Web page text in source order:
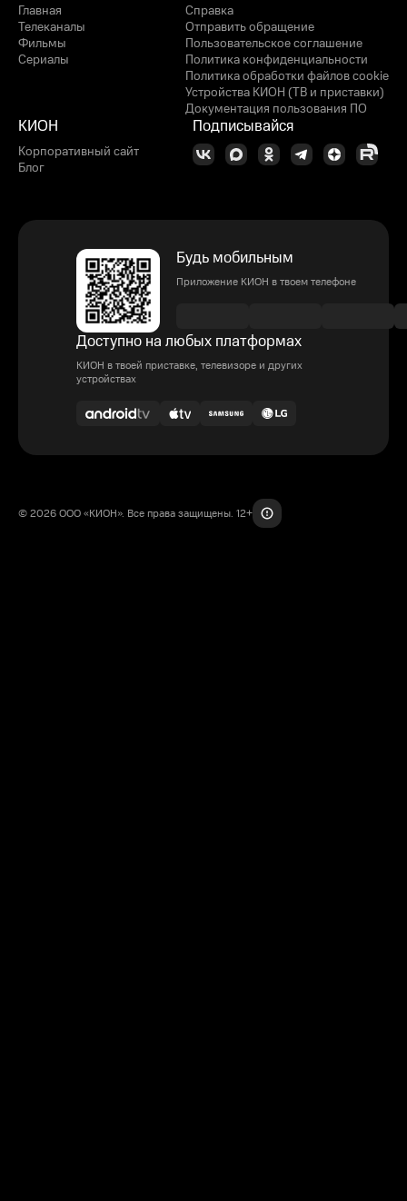
Главная
Телеканалы
Фильмы
Сериалы
Справка
Отправить обращение
Пользовательское соглашение
Политика конфиденциальности
Политика обработки файлов cookie
Устройства КИОН (ТВ и приставки)
Документация пользования ПО
КИОН
Корпоративный сайт
Блог
Подписывайся
Будь мобильным
Приложение КИОН в твоем телефоне
Доступно на любых платформах
КИОН в твоей приставке, телевизоре и других
устройствах
© 2026 ООО «КИОН». Все права защищены. 12+